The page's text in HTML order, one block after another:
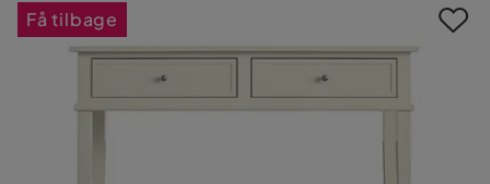
Få tilbage